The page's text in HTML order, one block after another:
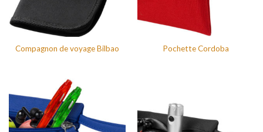
Compagnon de voyage Bilbao Pochette Cordoba